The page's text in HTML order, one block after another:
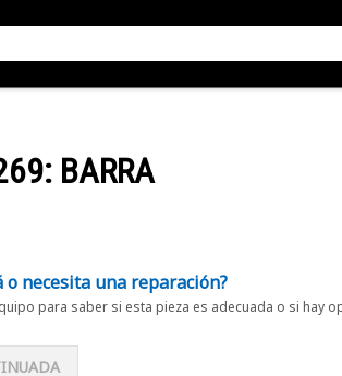
: BARRA
o necesita una reparación?
para saber si esta pieza es adecuada o si hay